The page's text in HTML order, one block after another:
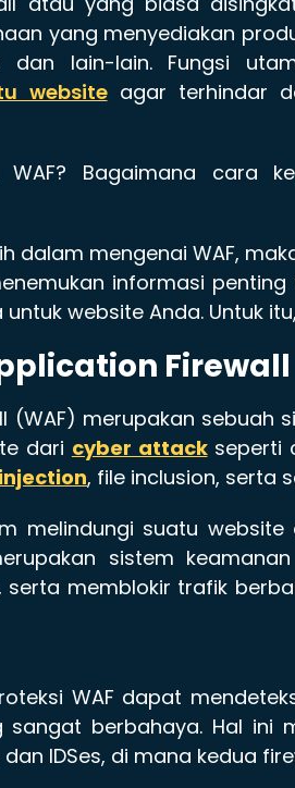
yang menyediakan
dan lain-lain. Fungsi
websiteagar terhindar
WAF? Bagaimana cara
dalam mengenai WAF,
informasi
website Anda. Untuk
Firewall
(WAF) merupakan
dari cyber attackseperti
injection, file inclusion, serta
melindungi suatu website
sistem
serta memblokir trafik
WAF dapat
berbahaya. Hal ini
IDSes, di mana kedua